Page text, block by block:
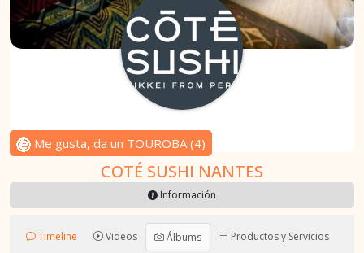
Me gusta, da un TOUROBA(4)
COTÉ SUSHI NANTES
Información
Timeline Videos Álbums
Productos y Servicios